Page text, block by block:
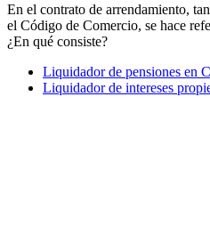
En el contrato de arrendamiento,
el Código de Comercio, se hace
¿En qué consiste?
Liquidador de pensiones en
Liquidador de intereses